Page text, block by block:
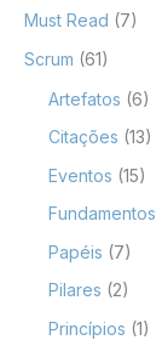
Must Read (7)
Scrum (61)
Artefatos (6)
Citações (13)
Eventos (15)
Fundamentos
Papéis (7)
Pilares (2)
Princípios (1)